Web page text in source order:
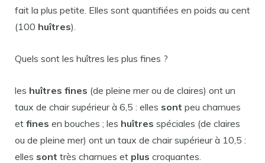
fait la plus petite. Elles sont quantifiées en poids au cent
(100 huîtres).
Quels sont les huîtres les plus fines ?
les huîtres fines (de pleine mer ou de claires) ont un
taux de chair supérieur à 6,5 : elles sont peu charnues
et fines en bouches ; les huîtres spéciales (de claires
ou de pleine mer) ont un taux de chair supérieur à 10,5 :
elles sont très charnues et plus croquantes.